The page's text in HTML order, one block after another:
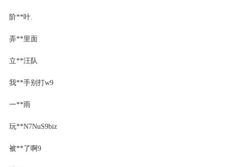
阶**叶.
弄**里面
立**汪队
我**手别打w9
一**雨
玩**N7NuS9biz
被**了啊9